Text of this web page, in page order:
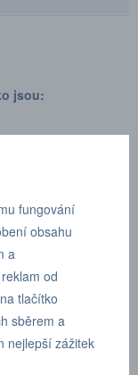
jsou:
fungování
obsahu
a
od
tlačítko
sběrem a
nejlepší zážitek